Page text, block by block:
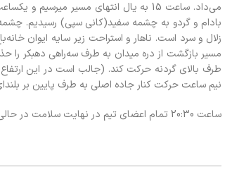
بادام و گردو به چشمه سفید(کانی سپی) رسیدیم.
مسیر بازگشت از دره میدان به طرف سه‌راهی دهبکر
طرف بالای گردنه حرکت کند. (جالب است در این
نیم ساعت حرکت کنار جاده اصلی به طرف پایین بر بلندای صخره‌ای تا ساعت
ساعت 20:30 تمام اعضای تیم در نهایت سلامت در حالی که هزاران نفر از مردم مهاباد روز جمعه خود را کنار سد سپری میکردند از همان راهی که آمده بودیم به مهاباد رسیدیم.